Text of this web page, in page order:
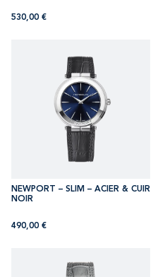
530,00 €
NEWPORT – SLIM – ACIER & CUIR
NOIR
490,00 €